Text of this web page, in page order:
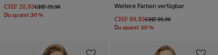
CHF 20,93Preis wurde reduziert von
CHF 29,90bis
Du sparst 30 %
Weitere Farben verfügbar
CHF 69,93Preis wurde reduziert von
CHF 99,90bis
Du sparst 30 %